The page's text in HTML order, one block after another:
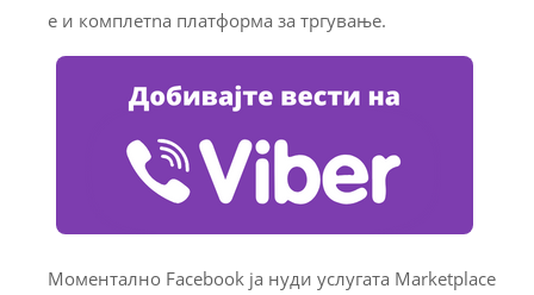
е и комплетna платформа за тргување.
Моментално Facebook ja нуди услугата Marketplace